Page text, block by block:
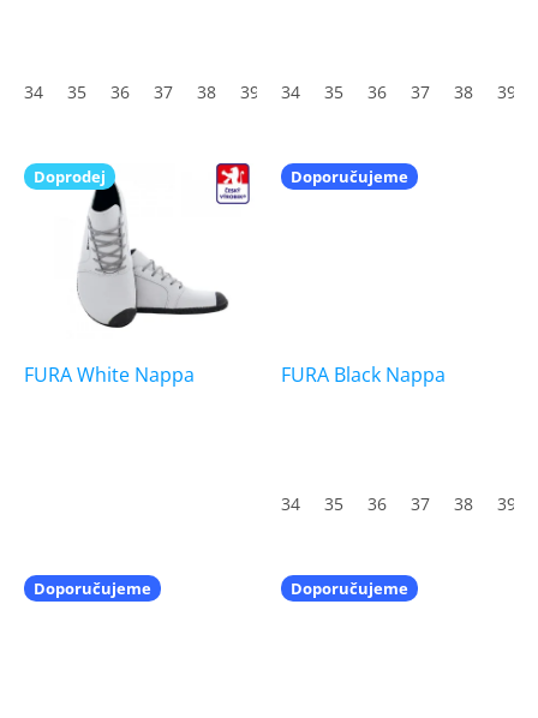
34 35 36 37 38 39 40 41 42 43 44 45
34 35 36 37 38 39
Doprodej
FURA White Nappa
Doporučujeme
FURA Black Nappa
34 35 36 37 38 39
Doporučujeme Doporučujeme